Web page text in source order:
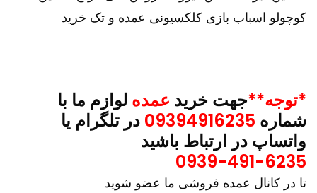
کوچولو اسباب بازی کلکسیونی عمده و تک خرید
*توجه**جهت خرید عمده لوازم ما با
شماره
در تلگرام یا
واتساپ در ارتباط باشید
0939-491-6235
تا در کانال عمده فروشی ما عضو شوید